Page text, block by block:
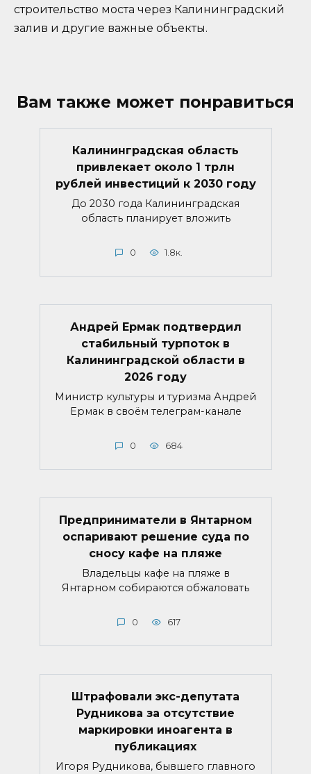
строительство моста через Калининградский
залив и другие важные объекты.
Вам также может понравиться
Калининградская область
привлекает около 1 трлн
рублей инвестиций к 2030 году
До 2030 года Калининградская
область планирует вложить
0 1.8к.
Андрей Ермак подтвердил
стабильный турпоток в
Калининградской области в
2026 году
Министр культуры и туризма Андрей
Ермак в своём телеграм-канале
0 684
Предприниматели в Янтарном
оспаривают решение суда по
сносу кафе на пляже
Владельцы кафе на пляже в
Янтарном собираются обжаловать
0 617
Штрафовали экс-депутата
Рудникова за отсутствие
маркировки иноагента в
публикациях
Игоря Рудникова, бывшего главного